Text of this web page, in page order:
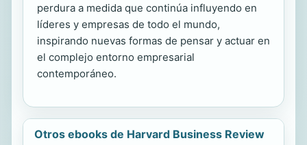
perdura a medida que continúa influyendo en
líderes y empresas de todo el mundo,
inspirando nuevas formas de pensar y actuar en
el complejo entorno empresarial
contemporáneo.
Otros ebooks de Harvard Business Review